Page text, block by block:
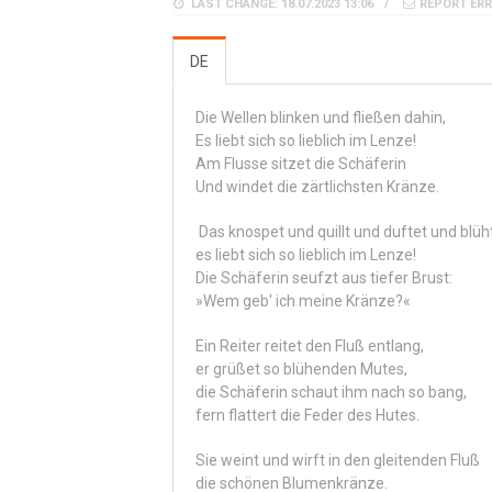
LAST CHANGE: 18.07.2023 13:06 REPORT
DE
Die Wellen blinken und fließen dahin,
Es liebt sich so lieblich im Lenze!
Am Flusse sitzet die Schäferin
Und windet die zärtlichsten Kränze.
Das knospet und quillt und duftet und
es liebt sich so lieblich im Lenze!
Die Schäferin seufzt aus tiefer Brust:
»Wem geb' ich meine Kränze?«
Ein Reiter reitet den Fluß entlang,
er grüßet so blühenden Mutes,
die Schäferin schaut ihm nach so bang,
fern flattert die Feder des Hutes.
Sie weint und wirft in den gleitenden Fluß
die schönen Blumenkränze.